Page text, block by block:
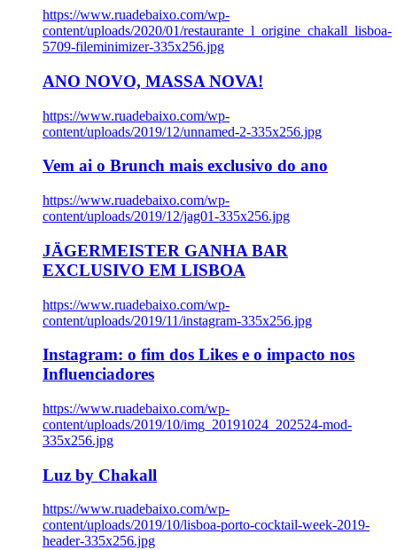
https://www.ruadebaixo.com/wp-
content/uploads/2020/01/restaurante_l_origine_chakall_lisboa-
5709-fileminimizer-335x256.jpg
ANO NOVO, MASSA NOVA!
https://www.ruadebaixo.com/wp-
content/uploads/2019/12/unnamed-2-335x256.jpg
Vem ai o Brunch mais exclusivo do ano
https://www.ruadebaixo.com/wp-
content/uploads/2019/12/jag01-335x256.jpg
JÄGERMEISTER GANHA BAR
EXCLUSIVO EM LISBOA
https://www.ruadebaixo.com/wp-
content/uploads/2019/11/instagram-335x256.jpg
Instagram: o fim dos Likes e o impacto nos
Influenciadores
https://www.ruadebaixo.com/wp-
content/uploads/2019/10/img_20191024_202524-mod-
335x256.jpg
Luz by Chakall
https://www.ruadebaixo.com/wp-
content/uploads/2019/10/lisboa-porto-cocktail-week-2019-
header-335x256.jpg